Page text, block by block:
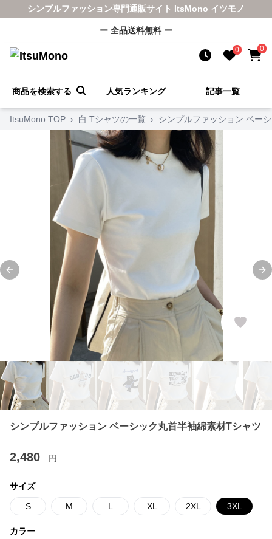
シンプルファッション専門通販サイト ItsMono イツモノ
ー 全品送料無料 ー
0 0
商品を検索する 人気ランキング 記事一覧
ItsuMono TOP › 白 Tシャツの一覧 › シンプルファッション ベー
Previous slide
シンプルファッション ベーシック丸首半袖綿素材Tシャツ
2,480 円
サイズ
S M L XL 2XL 3XL
カラー